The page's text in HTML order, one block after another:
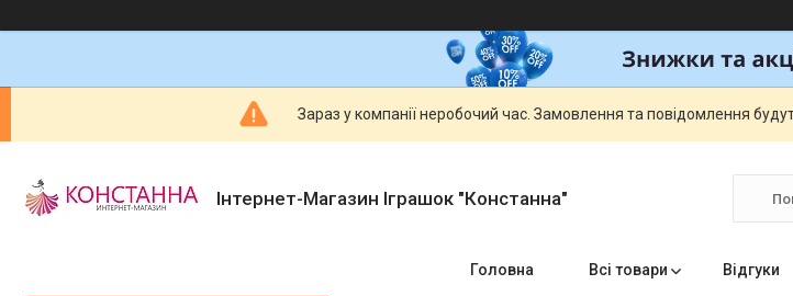
Зараз у компанії неробочий час. Замовлення та повідомлення
Інтернет-Магазин Іграшок "Констанна"
Головна Всі товари Відгуки